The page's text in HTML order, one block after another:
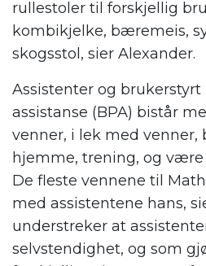
rullestoler til forskjellig
kombikjelke, bæremeis,
skogsstol, sier Alexander.
Assistenter og brukerstyrt
assistanse (BPA) bistår
venner, i lek med venner,
hjemme, trening, og
De fleste vennene til
med assistentene hans,
understreker at
selvstendighet, og som